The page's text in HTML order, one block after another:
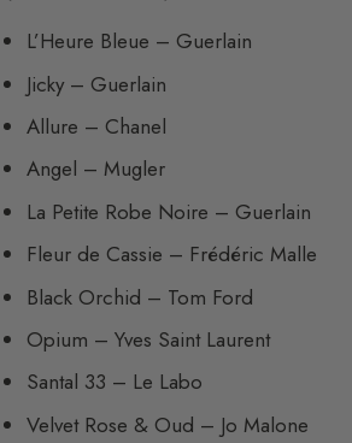
L’Heure Bleue – Guerlain
Jicky – Guerlain
Allure – Chanel
Angel – Mugler
La Petite Robe Noire – Guerlain
Fleur de Cassie – Frédéric Malle
Black Orchid – Tom Ford
Opium – Yves Saint Laurent
Santal 33 – Le Labo
Velvet Rose & Oud – Jo Malone